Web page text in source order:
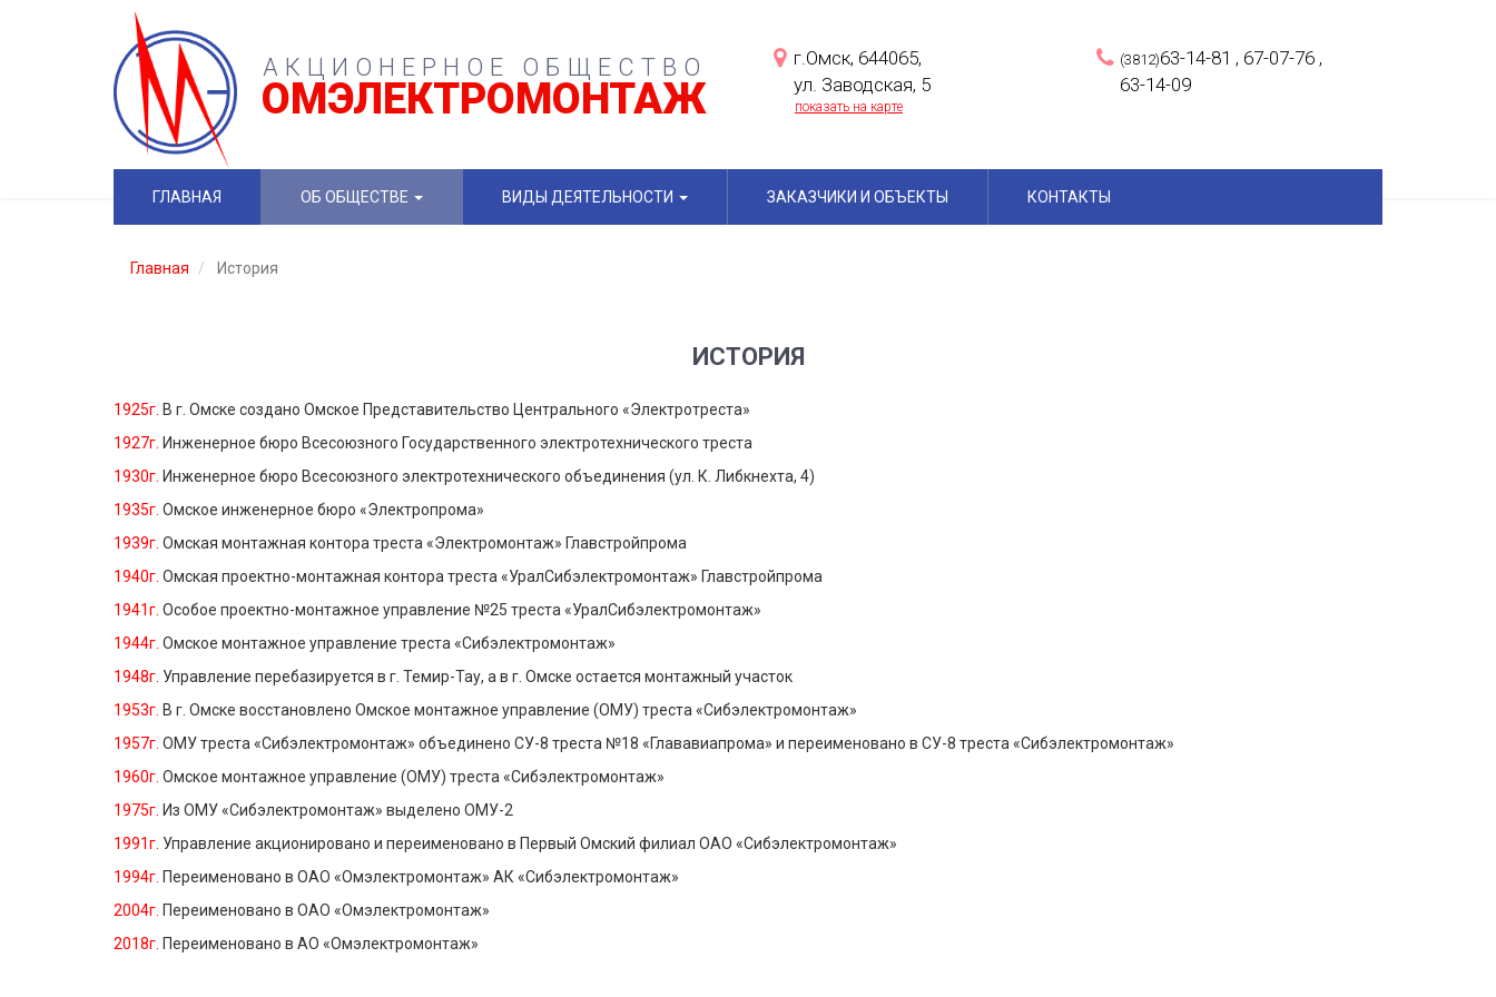
АКЦИОНЕРНОЕ ОБЩЕСТВО
ОМЭЛЕКТРОМОНТАЖ
г.Омск, 644065,
ул. Заводская, 5
показать на карте
(3812)63-14-81 , 67-07-76 ,
63-14-09
ГЛАВНАЯ ОБ ОБЩЕСТВЕ ВИДЫ ДЕЯТЕЛЬНОСТИ ЗАКАЗЧИКИ И ОБЪЕКТЫ КОНТАКТЫ
Главная История
ИСТОРИЯ
1925г. В г. Омске создано Омское Представительство Центрального «Электротреста»
1927г. Инженерное бюро Всесоюзного Государственного электротехнического треста
1930г. Инженерное бюро Всесоюзного электротехнического объединения (ул. К. Либкнехта, 4)
1935г. Омское инженерное бюро «Электропрома»
1939г. Омская монтажная контора треста «Электромонтаж» Главстройпрома
1940г. Омская проектно-монтажная контора треста «УралСибэлектромонтаж» Главстройпрома
1941г. Особое проектно-монтажное управление №25 треста «УралСибэлектромонтаж»
1944г. Омское монтажное управление треста «Сибэлектромонтаж»
1948г. Управление перебазируется в г. Темир-Тау, а в г. Омске остается монтажный участок
1953г. В г. Омске восстановлено Омское монтажное управление (ОМУ) треста «Сибэлектромонтаж»
1957г. ОМУ треста «Сибэлектромонтаж» объединено СУ-8 треста №18 «Глававиапрома» и переименовано в СУ-8 треста «Сибэлектромонтаж»
1960г. Омское монтажное управление (ОМУ) треста «Сибэлектромонтаж»
1975г. Из ОМУ «Сибэлектромонтаж» выделено ОМУ-2
1991г. Управление акционировано и переименовано в Первый Омский филиал ОАО «Сибэлектромонтаж»
1994г. Переименовано в ОАО «Омэлектромонтаж» АК «Сибэлектромонтаж»
2004г. Переименовано в ОАО «Омэлектромонтаж»
2018г. Переименовано в АО «Омэлектромонтаж»